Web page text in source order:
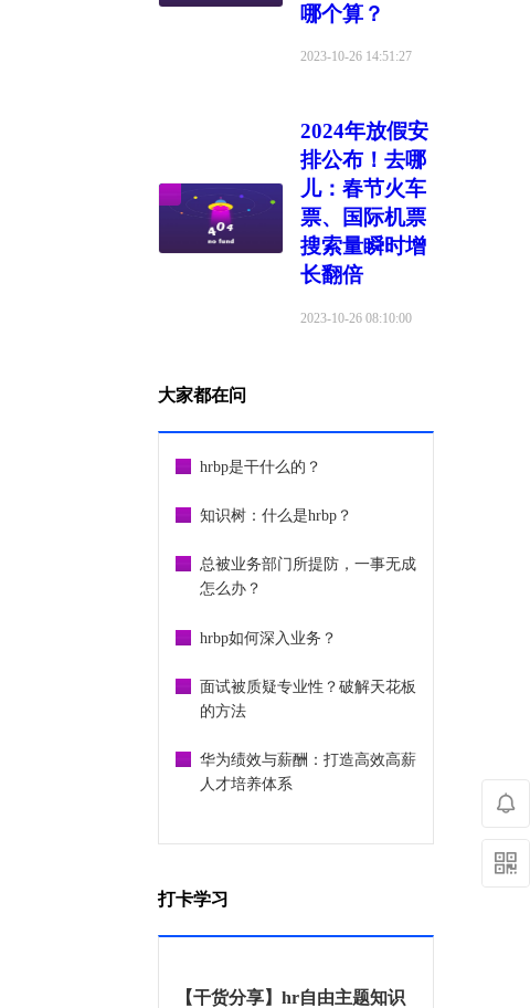
哪个算？
2023-10-26 14:51:27
2024年放假安
排公布！去哪
儿：春节火车
票、国际机票
搜索量瞬时增
长翻倍
2023-10-26 08:10:00
大家都在问
hrbp是干什么的？
知识树：什么是hrbp？
总被业务部门所提防，一事无成
怎么办？
hrbp如何深入业务？
面试被质疑专业性？破解天花板
的方法
华为绩效与薪酬：打造高效高薪
人才培养体系
打卡学习
【干货分享】hr自由主题知识